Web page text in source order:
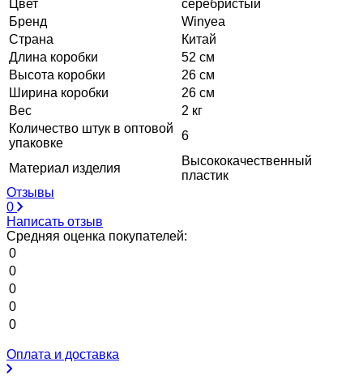
Цвет
серебристый
Бренд
Winyea
Страна
Китай
Длина коробки
52 см
Высота коробки
26 см
Ширина коробки
26 см
Вес
2 кг
Количество штук в оптовой
упаковке
6
Материал изделия
Высококачественный
пластик
Отзывы
0
Написать отзыв
Средняя оценка покупателей:
0
0
0
0
0
Оплата и доставка